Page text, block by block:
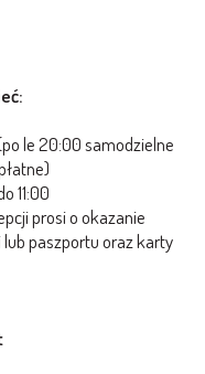
le 20:00 samodzielne
11:00
prosi o okazanie
paszportu oraz karty